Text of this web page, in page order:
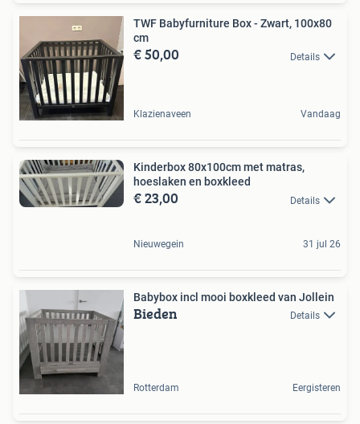
TWF Babyfurniture Box - Zwart, 100x80
cm
€ 50,00 Details
Klazienaveen Vandaag
Kinderbox 80x100cm met matras,
hoeslaken en boxkleed
€ 23,00 Details
Nieuwegein 31 jul 26
Babybox incl mooi boxkleed van Jollein
Bieden Details
Rotterdam Eergisteren